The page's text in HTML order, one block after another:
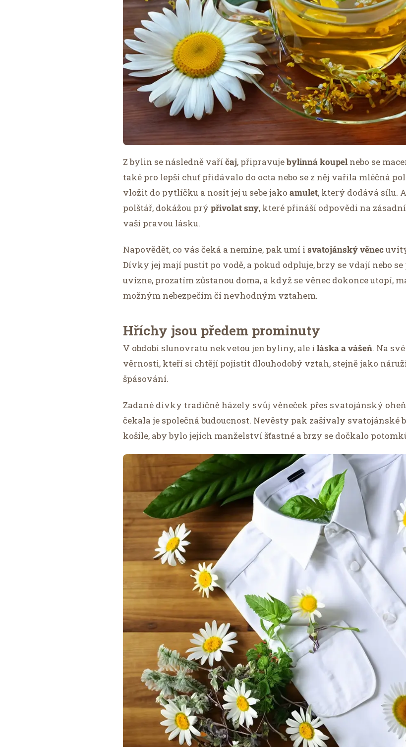
Z bylin se následně vaří čaj, připravujebylinná koupelnebo se
také pro lepší chuť přidávalo do octa nebo se z něj vařila mléčná
vložit do pytlíčku a nosit jej u sebe jako amulet, který dodává sílu.
polštář, dokážou prý přivolat sny, které přináší odpovědi na
vaši pravou lásku.
Napovědět, co vás čeká a nemine, pak umí i svatojánský věnec
Dívky jej mají pustit po vodě, a pokud odpluje, brzy se vdají nebo
uvízne, prozatím zůstanou doma, a když se věnec dokonce utopí,
možným nebezpečím či nevhodným vztahem.
Hříchy jsou předem prominuty
V období slunovratu nekvetou jen byliny, ale i láska a vášeň. Na
věrnosti, kteří si chtějí pojistit dlouhodobý vztah, stejně jako
špásování.
Zadané dívky tradičně házely svůj věneček přes svatojánský
čekala je společná budoucnost. Nevěsty pak zašívaly
košile, aby bylo jejich manželství šťastné a brzy se dočkalo